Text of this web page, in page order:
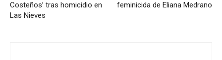
Costeños’ tras homicidio en
Las Nieves
feminicida de Eliana Medrano